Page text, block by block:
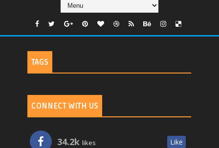
TAGS
CONNECT WITH US
34.2k likes Like